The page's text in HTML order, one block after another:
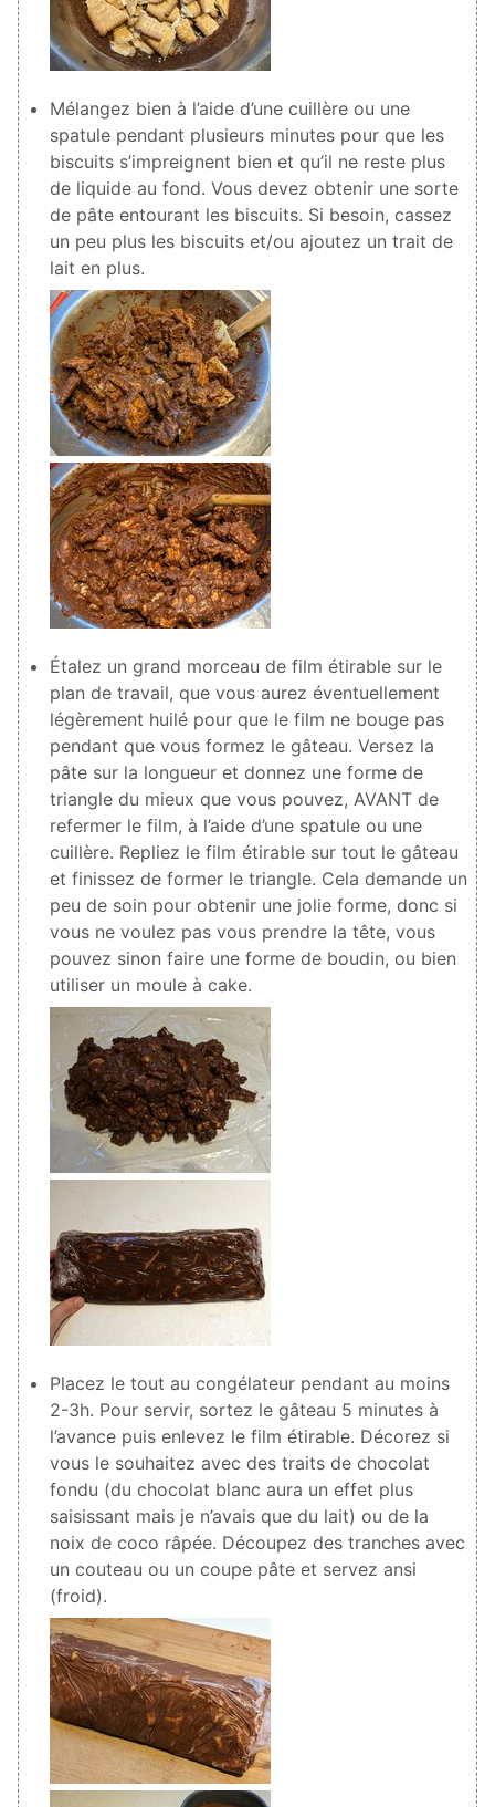
Mélangez bien à l’aide d’une cuillère ou une
spatule pendant plusieurs minutes pour que les
biscuits s’impreignent bien et qu’il ne reste plus
de liquide au fond. Vous devez obtenir une sorte
de pâte entourant les biscuits. Si besoin, cassez
un peu plus les biscuits et/ou ajoutez un trait de
lait en plus.
Étalez un grand morceau de film étirable sur le
plan de travail, que vous aurez éventuellement
légèrement huilé pour que le film ne bouge pas
pendant que vous formez le gâteau. Versez la
pâte sur la longueur et donnez une forme de
triangle du mieux que vous pouvez, AVANT de
refermer le film, à l’aide d’une spatule ou une
cuillère. Repliez le film étirable sur tout le gâteau
et finissez de former le triangle. Cela demande un
peu de soin pour obtenir une jolie forme, donc si
vous ne voulez pas vous prendre la tête, vous
pouvez sinon faire une forme de boudin, ou bien
utiliser un moule à cake.
Placez le tout au congélateur pendant au moins
2-3h. Pour servir, sortez le gâteau 5 minutes à
l’avance puis enlevez le film étirable. Décorez si
vous le souhaitez avec des traits de chocolat
fondu (du chocolat blanc aura un effet plus
saisissant mais je n’avais que du lait) ou de la
noix de coco râpée. Découpez des tranches avec
un couteau ou un coupe pâte et servez ansi
(froid).